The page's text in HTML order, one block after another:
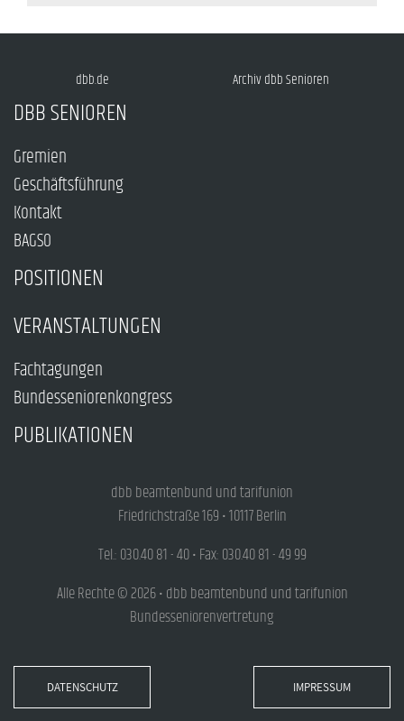
dbb.de Archiv dbb Senioren
DBB SENIOREN
Gremien
Geschäftsführung
Kontakt
BAGSO
POSITIONEN
VERANSTALTUNGEN
Fachtagungen
Bundesseniorenkongress
PUBLIKATIONEN
dbb beamtenbund und tarifunion
Friedrichstraße 169 • 10117 Berlin
Tel.: 030.40 81 - 40 • Fax: 030.40 81 - 49 99
Alle Rechte © 2026 • dbb beamtenbund und tarifunion
Bundesseniorenvertretung
DATENSCHUTZ IMPRESSUM